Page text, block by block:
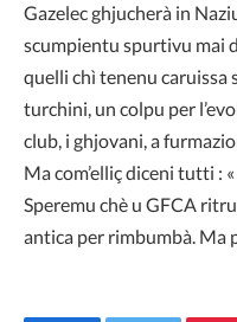
Gazelec ghjucherà in
scumpientu spurtivu mai
quelli chì tenenu caruissa
turchini, un colpu per
club, i ghjovani, a
Ma com’elliç diceni tutti :
Speremu chè u GFCA
antica per rimbumbà. Ma